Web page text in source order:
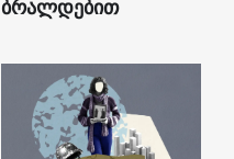
ბრალდებით